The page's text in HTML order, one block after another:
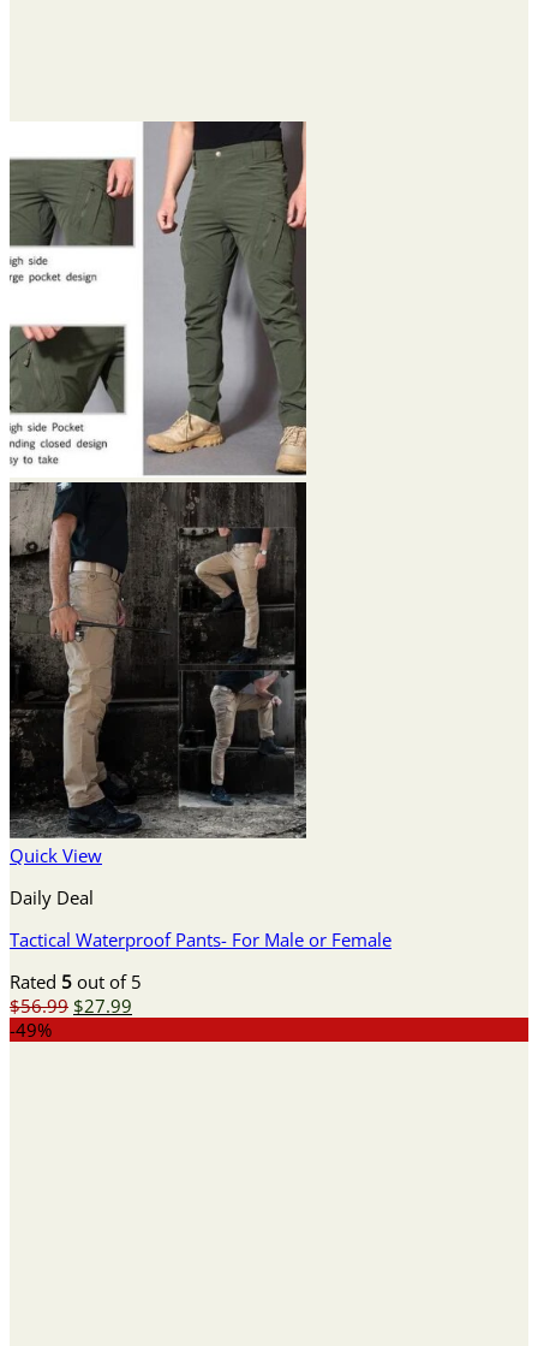
Quick View
Daily Deal
Tactical Waterproof Pants- For Male or Female
Rated 5 out of 5
$56.99 Original
$27.99
-49%